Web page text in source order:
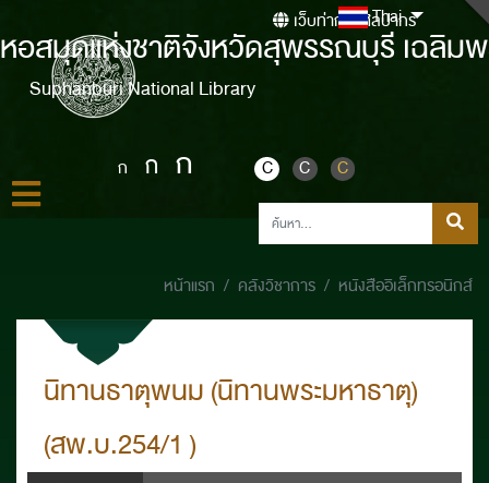
หอสมุดแห่งชาติจังหวัดสุพรรณบุรี เฉลิมพ
Suphanburi National Library
เว็บท่ากรมศิลปากร
Thai
ก ก ก C C C
หน้าแรก คลังวิชาการ หนังสืออิเล็กทรอนิกส์
นิทานธาตุพนม (นิทานพระมหาธาตุ)
(สพ.บ.254/1 )